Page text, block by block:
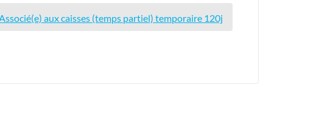
aux caisses (temps partiel) temporaire 120j